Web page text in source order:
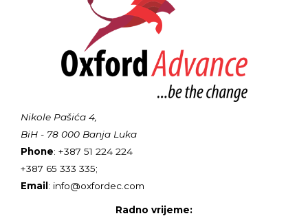
Nikole Pašića 4,
BiH - 78 000 Banja Luka
Phone: +387 51 224 224
+387 65 333 335;
Email: info@oxfordec.com
Radno vrijeme: